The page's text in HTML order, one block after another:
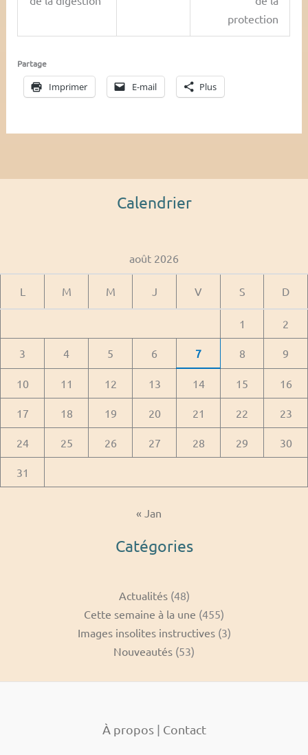
protection
Partage
Imprimer E-mail Plus
Calendrier
août 2026
L M M J V S D
1 2
3 4 5 6 7 8 9
10 11 12 13 14 15 16
17 18 19 20 21 22 23
24 25 26 27 28 29 30
31
« Jan
Catégories
Actualités(48)
Cette semaine à la une (455)
Images insolites instructives(3)
Nouveautés (53)
À propos| Contact